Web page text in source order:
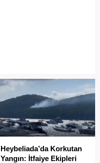
Heybeliada’da Korkutan
Yangın: İtfaiye Ekipleri